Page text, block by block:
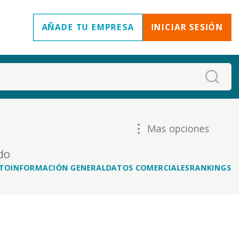
AÑADE TU EMPRESA INICIAR SESIÓN
Mas opciones
INFORMACIÓN GENERALDATOS COMERCIALESRANKINGS